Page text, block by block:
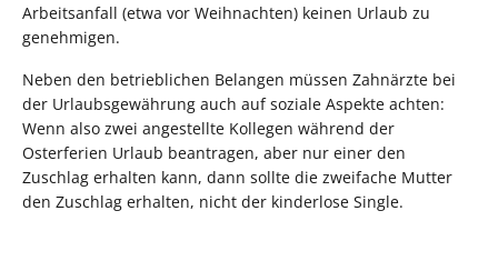
Arbeitsanfall (etwa vor Weihnachten) keinen Urlaub zu
genehmigen.
Neben den betrieblichen Belangen müssen Zahnärzte bei
der Urlaubsgewährung auch auf soziale Aspekte achten:
Wenn also zwei angestellte Kollegen während der
Osterferien Urlaub beantragen, aber nur einer den
Zuschlag erhalten kann, dann sollte die zweifache Mutter
den Zuschlag erhalten, nicht der kinderlose Single.